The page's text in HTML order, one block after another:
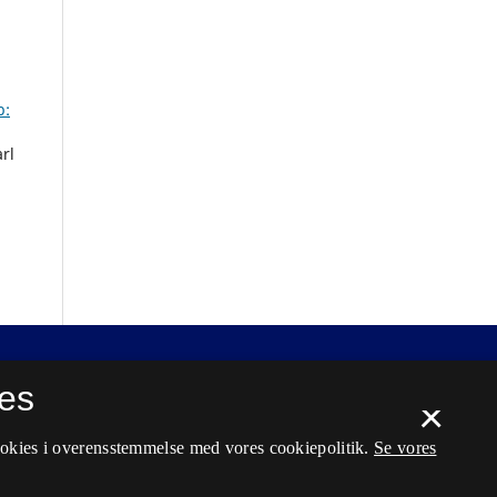
×
i overensstemmelse med vores cookiepolitik. Se vores